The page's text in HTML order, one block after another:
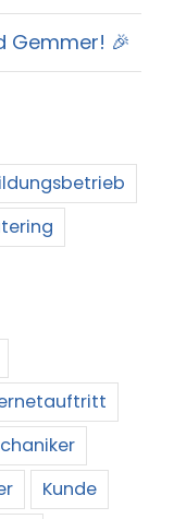
Gemmer! 🎉
Kunde